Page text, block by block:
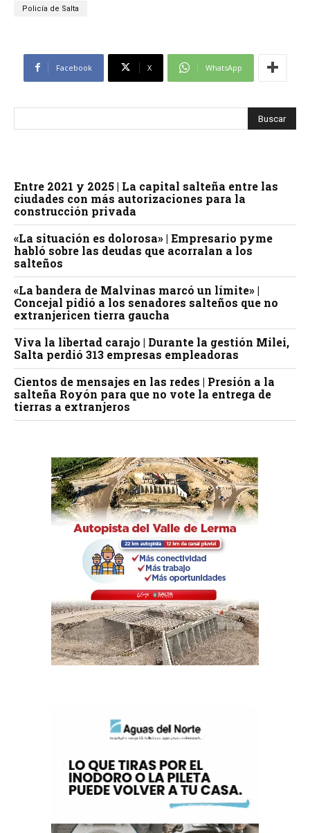
Policía de Salta
Facebook X WhatsApp
Entre 2021 y 2025 | La capital salteña entre las
ciudades con más autorizaciones para la
construcción privada
«La situación es dolorosa» | Empresario pyme
habló sobre las deudas que acorralan a los
salteños
«La bandera de Malvinas marcó un límite» |
Concejal pidió a los senadores salteños que no
extranjericen tierra gaucha
Viva la libertad carajo | Durante la gestión Milei,
Salta perdió 313 empresas empleadoras
Cientos de mensajes en las redes | Presión a la
salteña Royón para que no vote la entrega de
tierras a extranjeros